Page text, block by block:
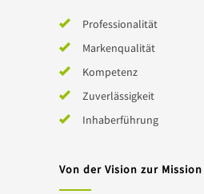
Professionalität
Markenqualität
Kompetenz
Zuverlässigkeit
Inhaberführung
Von der Vision zur Mission